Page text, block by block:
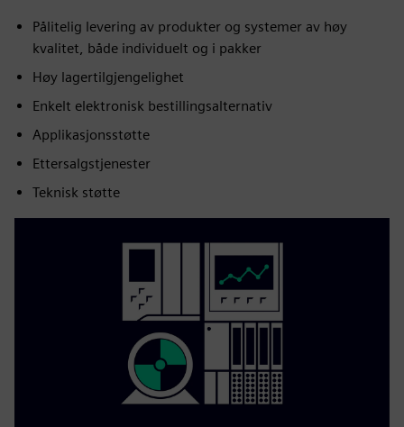
Pålitelig levering av produkter og systemer av høy
kvalitet, både individuelt og i pakker
Høy lagertilgjengelighet
Enkelt elektronisk bestillingsalternativ
Applikasjonsstøtte
Ettersalgstjenester
Teknisk støtte